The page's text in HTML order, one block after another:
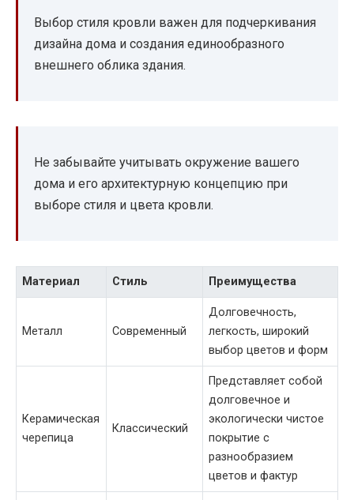
Выбор стиля кровли важен для подчеркивания
дизайна дома и создания единообразного
внешнего облика здания.
Не забывайте учитывать окружение вашего
дома и его архитектурную концепцию при
выборе стиля и цвета кровли.
Материал Стиль Преимущества
Металл Современный
Долговечность,
легкость, широкий
выбор цветов и форм
Керамическая
черепица
Классический
Представляет собой
долговечное и
экологически чистое
покрытие с
разнообразием
цветов и фактур